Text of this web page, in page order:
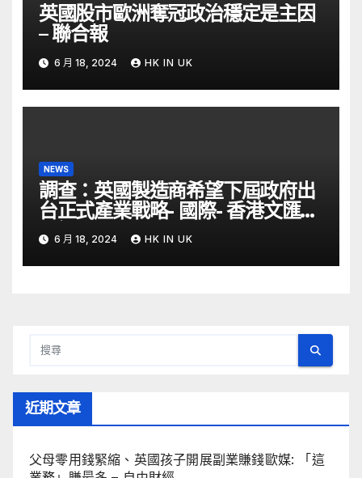
英國股市歐洲奪冠政治穩定是主因
– 聯合報
6 月 18, 2024 HK IN UK
NEWS
調查：英國製造商希望下屆政府出
台正式產業戰略- 國際- 香港文匯網
– 文匯報
6 月 18, 2024 HK IN UK
近期文章
父母零用錢緊縮、英國孩子開展副業賺錢歐媒: 「這